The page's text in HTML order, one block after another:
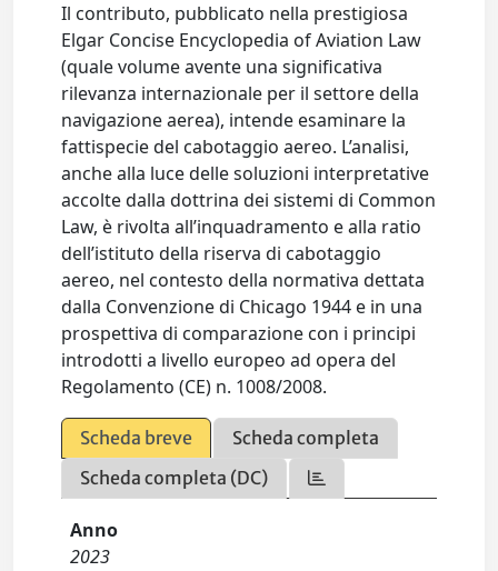
Il contributo, pubblicato nella prestigiosa
Elgar Concise Encyclopedia of Aviation Law
(quale volume avente una significativa
rilevanza internazionale per il settore della
navigazione aerea), intende esaminare la
fattispecie del cabotaggio aereo. L’analisi,
anche alla luce delle soluzioni interpretative
accolte dalla dottrina dei sistemi di Common
Law, è rivolta all’inquadramento e alla ratio
dell’istituto della riserva di cabotaggio
aereo, nel contesto della normativa dettata
dalla Convenzione di Chicago 1944 e in una
prospettiva di comparazione con i principi
introdotti a livello europeo ad opera del
Regolamento (CE) n. 1008/2008.
Scheda breve
Scheda completa
Scheda completa (DC)
Anno
2023